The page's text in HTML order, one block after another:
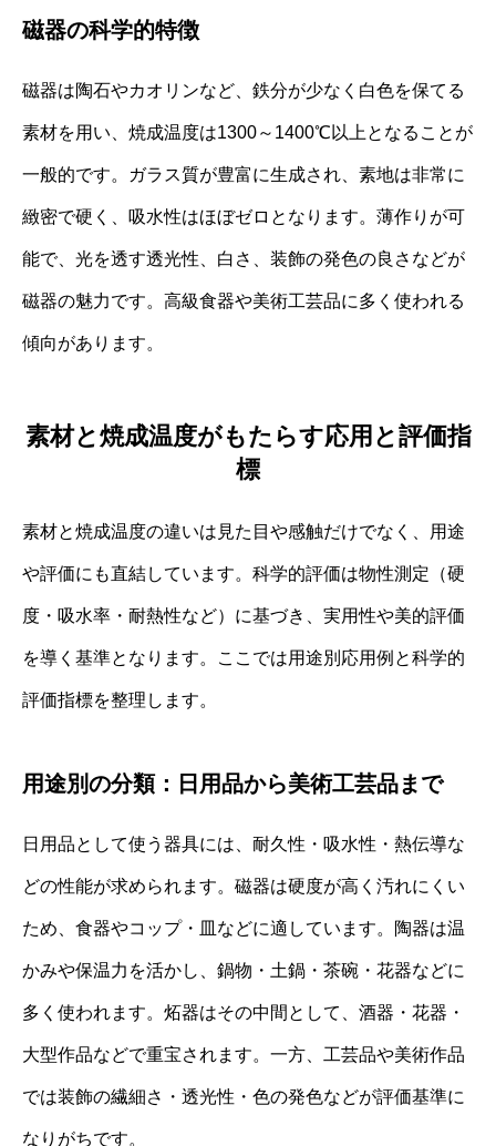
磁器の科学的特徴
磁器は陶石やカオリンなど、鉄分が少なく白色を保てる
素材を用い、焼成温度は1300～1400℃以上となることが
一般的です。ガラス質が豊富に生成され、素地は非常に
緻密で硬く、吸水性はほぼゼロとなります。薄作りが可
能で、光を透す透光性、白さ、装飾の発色の良さなどが
磁器の魅力です。高級食器や美術工芸品に多く使われる
傾向があります。
素材と焼成温度がもたらす応用と評価指
標
素材と焼成温度の違いは見た目や感触だけでなく、用途
や評価にも直結しています。科学的評価は物性測定（硬
度・吸水率・耐熱性など）に基づき、実用性や美的評価
を導く基準となります。ここでは用途別応用例と科学的
評価指標を整理します。
用途別の分類：日用品から美術工芸品まで
日用品として使う器具には、耐久性・吸水性・熱伝導な
どの性能が求められます。磁器は硬度が高く汚れにくい
ため、食器やコップ・皿などに適しています。陶器は温
かみや保温力を活かし、鍋物・土鍋・茶碗・花器などに
多く使われます。炻器はその中間として、酒器・花器・
大型作品などで重宝されます。一方、工芸品や美術作品
では装飾の繊細さ・透光性・色の発色などが評価基準に
なりがちです。